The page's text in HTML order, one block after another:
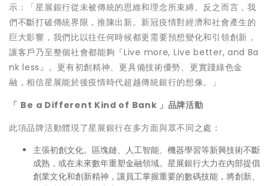
示：「星展銀行從未被傳統的思維和理念所束縛。反之而言，我
們不斷打破傳統界限，推陳出新。新冠疫情對經濟和社會產生的
巨大影響，我們比以往任何時候都更需要預想變化和引領創新，
讓客戶乃至整個社會都能夠『Live more, Live better, and Ba
nk less』。更有初創精神、更具備技術優勢、更實踐綠色金
融，相信星展能於後疫情時代超越傳統銀行的想像。」
「 Be a Different Kind of Bank 」品牌活動
此項品牌活動體現了星展銀行在多方面與眾不同之處：
主張初創文化。區塊鏈、人工智能、機器學習等新興技術不斷
成熟，或在未來數年重塑金融領域。星展銀行大力在內部提倡
創業文化和創新精神，讓員工掌握重要的數碼技能，將創新、